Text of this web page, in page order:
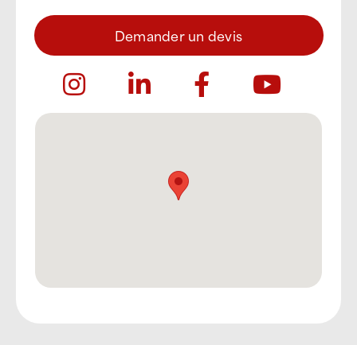
Demander un devis